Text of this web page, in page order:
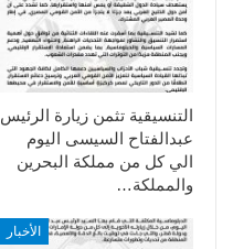
التنسيقية تثمن زيارة الرئيس
عبدالفتاح السيسى اليوم
الي كل من مملكة البحرين
والمملكة…
الأخبار